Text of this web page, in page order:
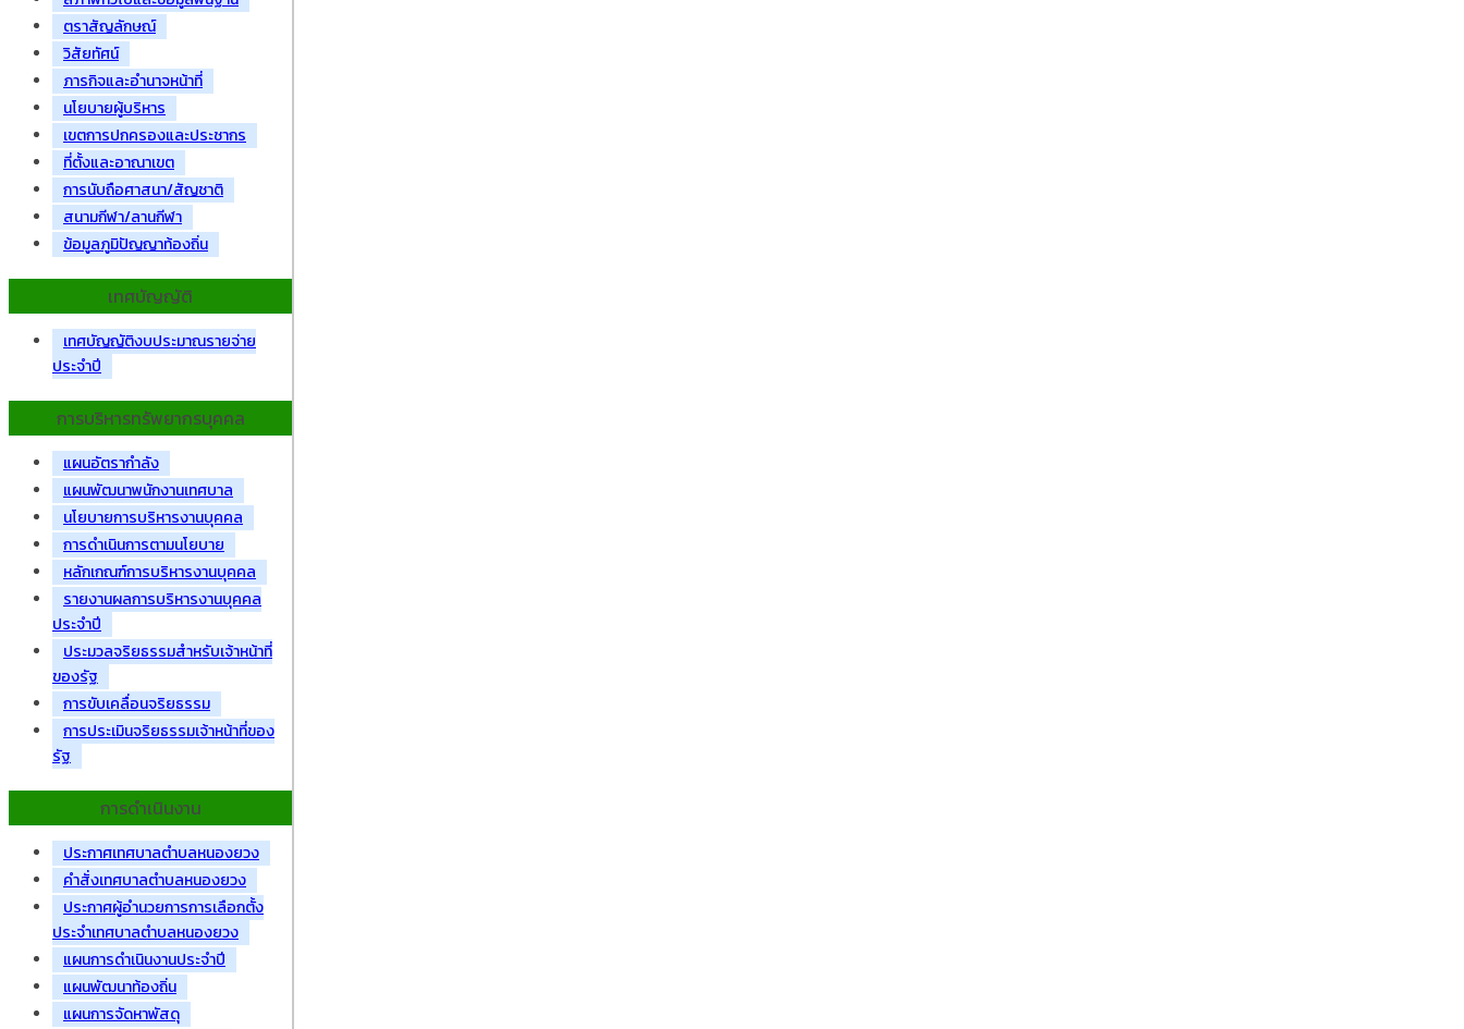
ตราสัญลักษณ์
วิสัยทัศน์
ภารกิจและอำนาจหน้าที่
นโยบายผู้บริหาร
เขตการปกครองและประชากร
ที่ตั้งและอาณาเขต
การนับถือศาสนา/สัญชาติ
สนามกีฬา/ลานกีฬา
ข้อมูลภูมิปัญญาท้องถิ่น
เทศบัญญัติ
เทศบัญญัติงบประมาณรายจ่าย
ประจำปี
การบริหารทรัพยากรบุคคล
แผนอัตรากำลัง
แผนพัฒนาพนักงานเทศบาล
นโยบายการบริหารงานบุคคล
การดำเนินการตามนโยบาย
หลักเกณฑ์การบริหารงานบุคคล
รายงานผลการบริหารงานบุคคล
ประจำปี
ประมวลจริยธรรมสำหรับเจ้าหน้าที่
ของรัฐ
การขับเคลื่อนจริยธรรม
การประเมินจริยธรรมเจ้าหน้าที่ของ
รัฐ
การดำเนินงาน
ประกาศเทศบาลตำบลหนองยวง
คำสั่งเทศบาลตำบลหนองยวง
ประกาศผู้อำนวยการการเลือกตั้ง
ประจำเทศบาลตำบลหนองยวง
แผนการดำเนินงานประจำปี
แผนพัฒนาท้องถิ่น
แผนการจัดหาพัสดุ